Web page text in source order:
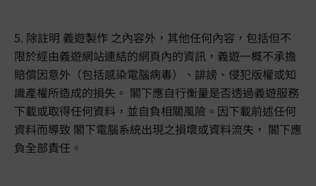
5. 除註明 義遊製作 之內容外，其他任何內容，包括但不
限於經由義遊網站連結的網頁內的資訊，義遊一概不承擔
賠償因意外（包括感染電腦病毒）、誹謗、侵犯版權或知
識產權所造成的損失。 閣下應自行衡量是否透過義遊服務
下載或取得任何資料，並自負相關風險。因下載前述任何
資料而導致 閣下電腦系統出現之損壞或資料流失， 閣下應
負全部責任。